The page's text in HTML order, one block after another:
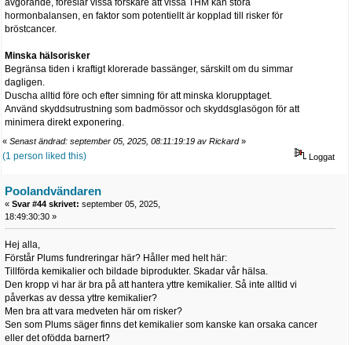
avgörande, föreslår vissa forskare att vissa THM kan störa
hormonbalansen, en faktor som potentiellt är kopplad till risker för
bröstcancer.
Minska hälsorisker
Begränsa tiden i kraftigt klorerade bassänger, särskilt om du simmar
dagligen.
Duscha alltid före och efter simning för att minska klorupptaget.
Använd skyddsutrustning som badmössor och skyddsglasögon för att
minimera direkt exponering.
« Senast ändrad: september 05, 2025, 08:11:19:19 av Rickard»
Loggat
(1 person liked this)
Poolandvändaren
« Svar #44 skrivet: september 05, 2025,
18:49:30:30 »
Hej alla,
Förstår Plums fundreringar här? Håller med helt här:
Tillförda kemikalier och bildade biprodukter. Skadar vår hälsa.
Den kropp vi har är bra på att hantera yttre kemikalier. Så inte alltid vi
påverkas av dessa yttre kemikalier?
Men bra att vara medveten här om risker?
Sen som Plums säger finns det kemikalier som kanske kan orsaka cancer
eller det ofödda barnert?